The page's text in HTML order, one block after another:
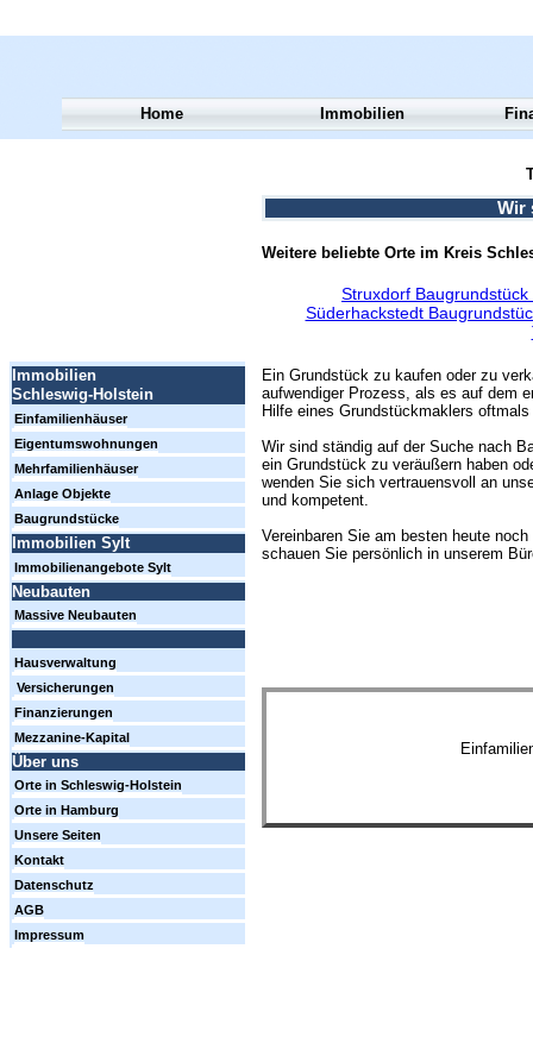
Wir
Weitere beliebte Orte im Kreis
Struxdorf Baugrundstück
Süderhackstedt
Ein Grundstück zu kaufen oder zu
aufwendiger Prozess, als es auf dem
Hilfe eines Grundstückmaklers
Wir sind ständig auf der Suche nach
ein Grundstück zu veräußern haben
wenden Sie sich vertrauensvoll an
und kompetent.
Vereinbaren Sie am besten heute
schauen Sie persönlich in unserem
Home Immobilien
Immobilien
Schleswig-Holstein
Einfamilienhäuser
Eigentumswohnungen
Mehrfamilienhäuser
Anlage Objekte
Baugrundstücke
Immobilien Sylt
Immobilienangebote Sylt
Neubauten
Massive Neubauten
Hausverwaltung
Versicherungen
Finanzierungen
Mezzanine-Kapital
Über uns
Orte in Schleswig-Holstein
Orte in Hamburg
Unsere Seiten
Kontakt
Datenschutz
AGB
Impressum